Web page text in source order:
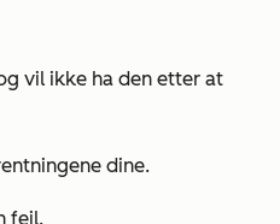
vil ikke ha den etter at
dine.
feil.